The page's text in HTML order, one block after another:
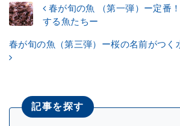
春が旬の魚 （第一弾）ー定番
する魚たちー
春が旬の魚（第三弾）ー桜の名前がつく
記事を探す